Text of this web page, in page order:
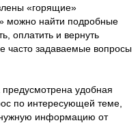
«горящие»
можно найти подробные
оплатить и вернуть
часто задаваемые вопросы
предусмотрена удобная
по интересующей теме,
нужную информацию от